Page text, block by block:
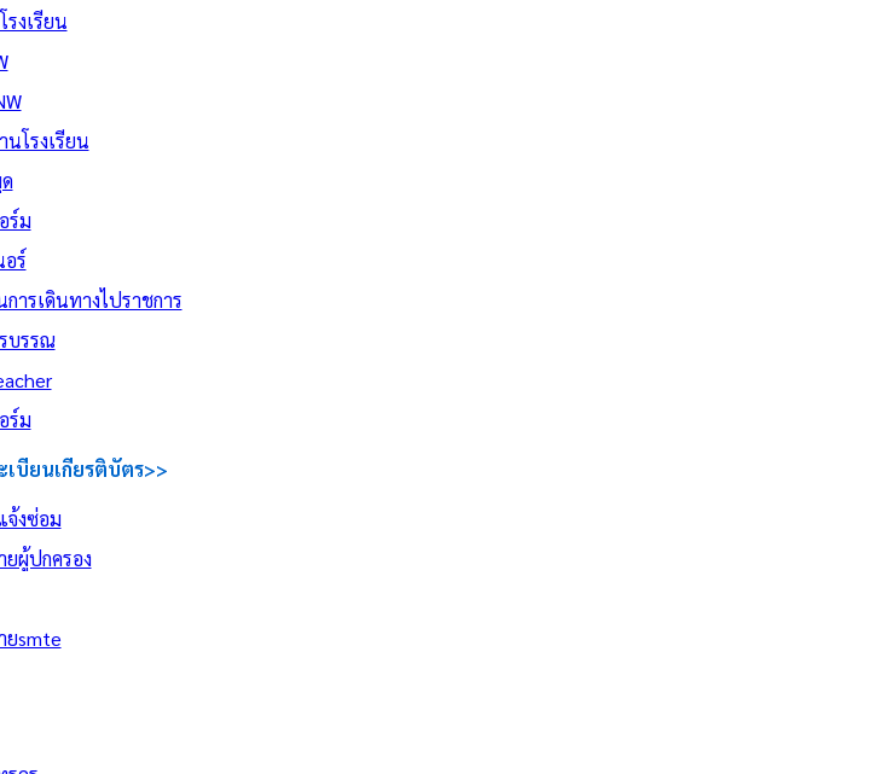
เบียนเกียรติบัตร>>